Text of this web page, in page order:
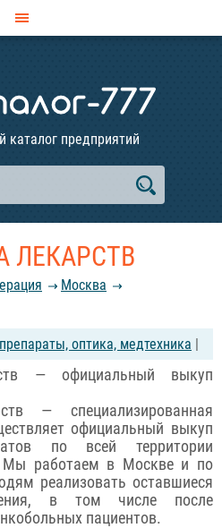
предприятий
ЛЕКАРСТВ
Москва
оптика, медтехника |
— официальный выкуп
— специализированная
официальный выкуп
по всей территории
Мы работаем в Москве и по
реализовать оставшиеся
в том числе после
пациентов.